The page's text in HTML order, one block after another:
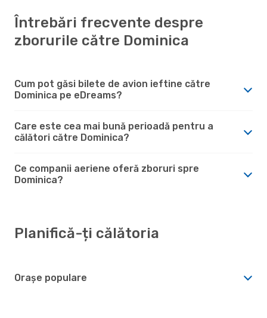
Întrebări frecvente despre
zborurile către Dominica
Cum pot găsi bilete de avion ieftine către
Dominica pe eDreams?
Care este cea mai bună perioadă pentru a
călători către Dominica?
Ce companii aeriene oferă zboruri spre
Dominica?
Planifică-ți călătoria
Orașe populare